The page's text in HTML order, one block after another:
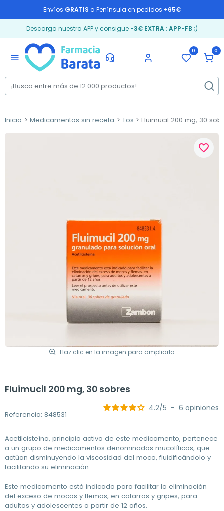
Envíos GRATIS a Península en pedidos +65€
Descarga nuestra APP y consigue -3€ EXTRA: APP-FB ;)
menu
0 0
Inicio Medicamentos sin receta Tos Fluimucil 200 mg, 30
Haz clic en la imagen para ampliarla
favorite_border
Fluimucil 200 mg, 30 sobres
Referencia: 848531
4.2/5 - 6 opiniones
Acetilcisteína, principio activo de este medicamento, pertenece
a un grupo de medicamentos denominados mucolíticos, que
actúan disminuyendo la viscosidad del moco, fluidificándolo y
facilitando su eliminación.
Este medicamento está indicado para facilitar la eliminación
del exceso de mocos y flemas, en catarros y gripes, para
adultos y adolescentes a partir de 12 años.